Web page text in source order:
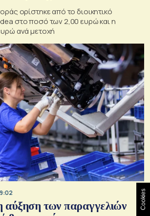
ορίστηκε από το διοικητικό
στο ποσό των 2,00 ευρώ και η
ανά μετοχή
αύξηση των παραγγελιών
Cookies